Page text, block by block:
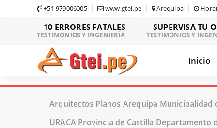
+51 979006005 www.gtei.pe Arequipa
10 ERRORES FATALES
TESTIMONIOS Y INGENIERÍA
SUPERVISA TU
TESTIMONIOS Y
Inicio
Arquitectos Planos Arequipa Municipalidad
URACA Provincia de Castilla Departamento